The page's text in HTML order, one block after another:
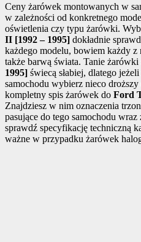
Ceny żarówek montowanych w
w zależności od konkretnego
oświetlenia czy typu żarówki.
II [1992 – 1995] dokładnie
każdego modelu, bowiem każdy
także barwą świata. Tanie żarówki
1995] świecą słabiej, dlatego
samochodu wybierz nieco
kompletny spis żarówek do Ford
Znajdziesz w nim oznaczenia
pasujące do tego samochodu
sprawdź specyfikację techniczną
ważne w przypadku żarówek